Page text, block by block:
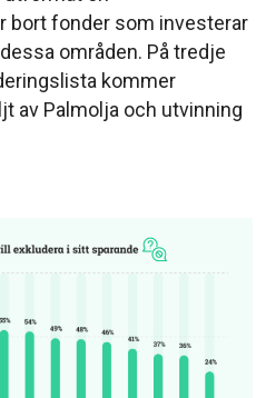
bort fonder som investerar
områden. På tredje
kommer
av Palmolja och utvinning